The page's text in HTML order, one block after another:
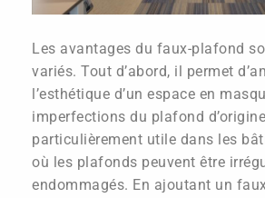
Les avantages du faux-plafond
variés. Tout d’abord, il permet
l’esthétique d’un espace en
imperfections du plafond
particulièrement utile dans les
où les plafonds peuvent être
endommagés. En ajoutant un